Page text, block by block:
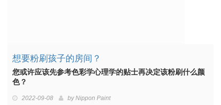
想要粉刷孩子的房间？
您或许应该先参考色彩学心理学的贴士再决定该粉刷什么颜
色？
2022-09-08 byNippon Paint